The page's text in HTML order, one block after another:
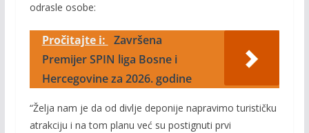
odrasle osobe:
Pročitajte i: Završena
Premijer SPIN liga Bosne i
Hercegovine za 2026. godine
“Želja nam je da od divlje deponije napravimo turističku
atrakciju i na tom planu već su postignuti prvi